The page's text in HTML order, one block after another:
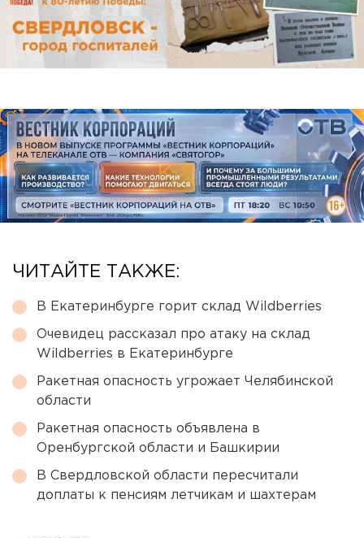
ЧИТАЙТЕ ТАКЖЕ:
В Екатеринбурге горит склад Wildberries
Очевидец рассказал про атаку на склад
Wildberries в Екатеринбурге
Ракетная опасность угрожает Челябинской
области
Ракетная опасность объявлена в
Оренбургской области и Башкирии
В Свердловской области пересчитали
доплаты к пенсиям летчикам и шахтерам